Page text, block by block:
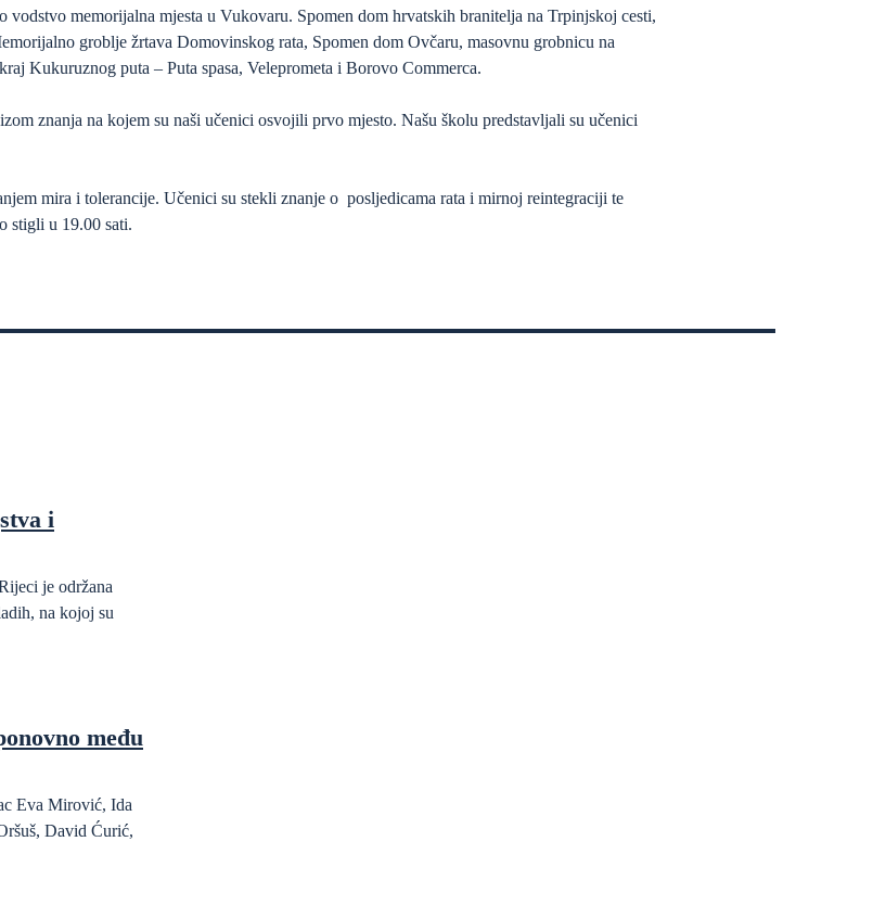
memorijalna mjesta u Vukovaru. Spomen dom hrvatskih branitelja na Trpinjskoj cesti,
groblje žrtava Domovinskog rata, Spomen dom Ovčaru, masovnu grobnicu na
Kukuruznog puta – Puta spasa, Veleprometa i Borovo Commerca.
znanja na kojem su naši učenici osvojili prvo mjesto. Našu školu predstavljali su učenici
mira i tolerancije. Učenici su stekli znanje o posljedicama rata i mirnoj reintegraciji te
stigli u 19.00 sati.
i
je održana
na kojoj su
među
Eva Mirović, Ida
David Ćurić,